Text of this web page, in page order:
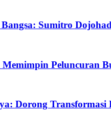
Sumitro
Peluncuran
Dorong